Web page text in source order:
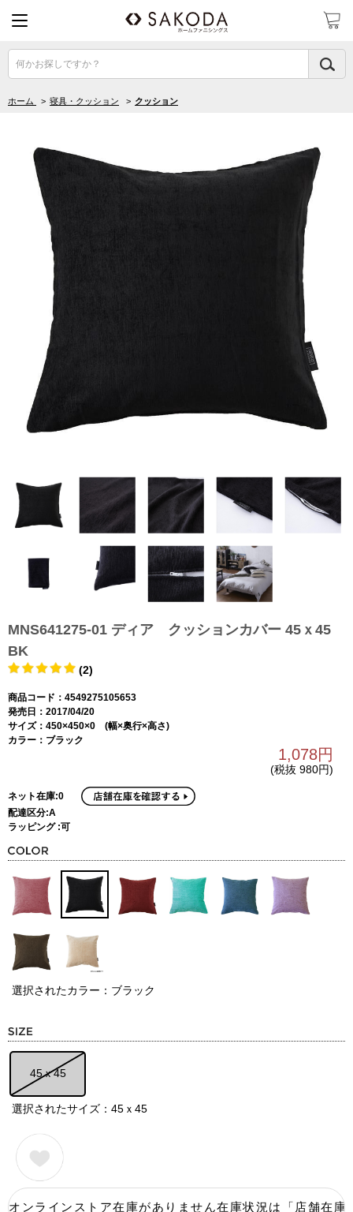
何かお探しですか？
ホーム > 寝具・クッション > クッション
MNS641275-01 ディア クッションカバー 45ｘ45
BK
(2)
商品コード：4549275105653
発売日：2017/04/20
サイズ：450×450×0 (幅×奥行×高さ)
カラー：ブラック
1,078円
(税抜 980円)
ネット在庫:0
配達区分:A
ラッピング :可
選択されたカラー：ブラック
45ｘ45
選択されたサイズ：45ｘ45